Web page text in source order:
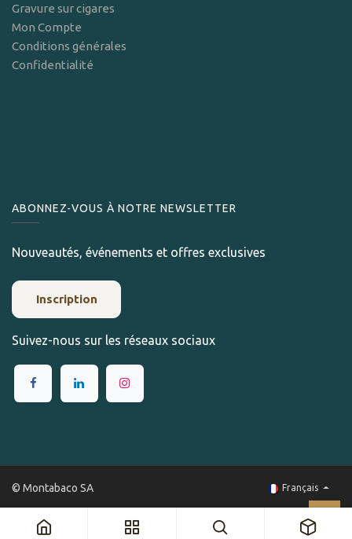
Gravure sur cigares
Mon Compte
Conditions générales
Confidentialité
ABONNEZ-VOUS À NOTRE NEWSLETTER
Nouveautés, événements et offres exclusives
Inscription
Suivez-nous sur les réseaux sociaux
© Montabaco SA Français